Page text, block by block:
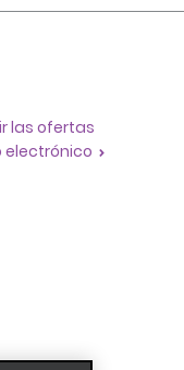
las ofertas
electrónico